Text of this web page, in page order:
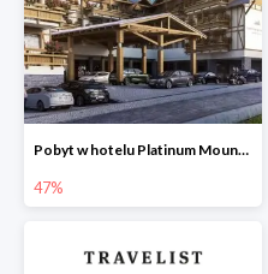
Pobyt w hotelu Platinum Mountain Hotel & SPA -47%
47%